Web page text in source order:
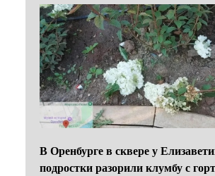
В Оренбурге в сквере у
подростки разорили клумбу с